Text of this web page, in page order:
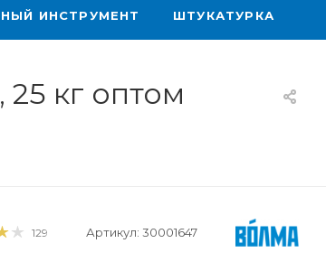
ИНСТРУМЕНТ ШТУКАТУРКА
кг оптом
129 Артикул: 30001647